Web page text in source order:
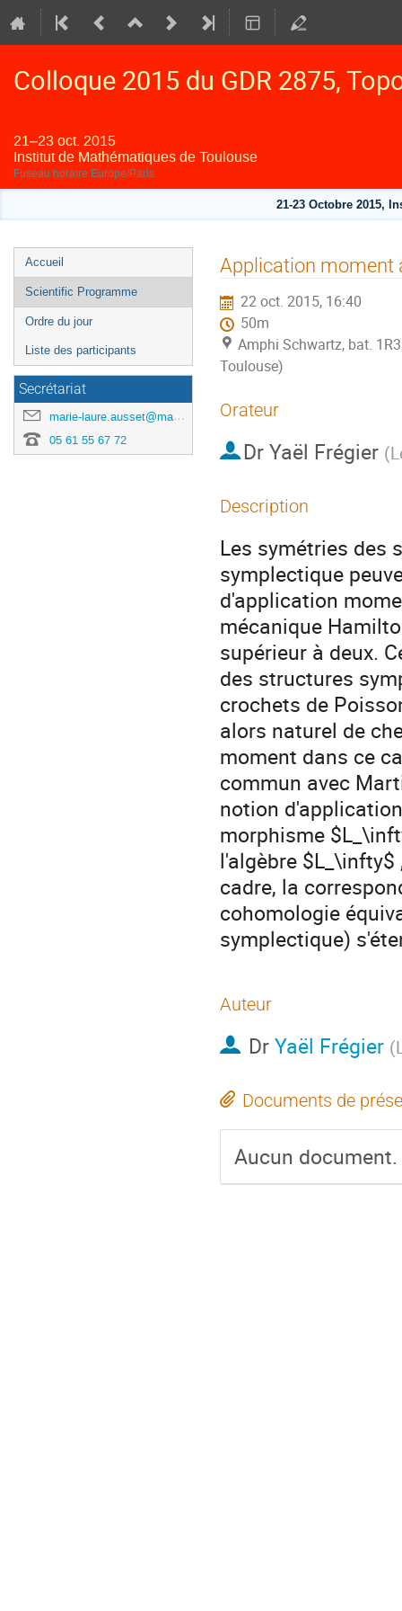
Colloque 2015 du GDR 2875,
21–23 oct. 2015
Institut de Mathématiques de Toulouse
Fuseau horaire Europe/Paris
21-23 Octobre 2015,
Menu
de
l'événement
Accueil
Scientific Programme
Ordre du jour
Liste des participants
Secrétariat
marie-laure.ausset@math.univ-toulouse.fr
05 61 55 67 72
Application moment
22 oct. 2015, 16:40
50m
Amphi Schwartz, bat.
Toulouse)
Orateur
Dr Yaël Frégier (
Description
Les symétries des
symplectique
d'application
mécanique
supérieur à deux.
des structures
crochets de
alors naturel de
moment dans ce
commun avec
notion
morphisme
l'algèbre $L_\infty$
cadre, la
cohomologie
symplectique)
Auteur
DrYaël Frégier (
Documents de
Aucun document.